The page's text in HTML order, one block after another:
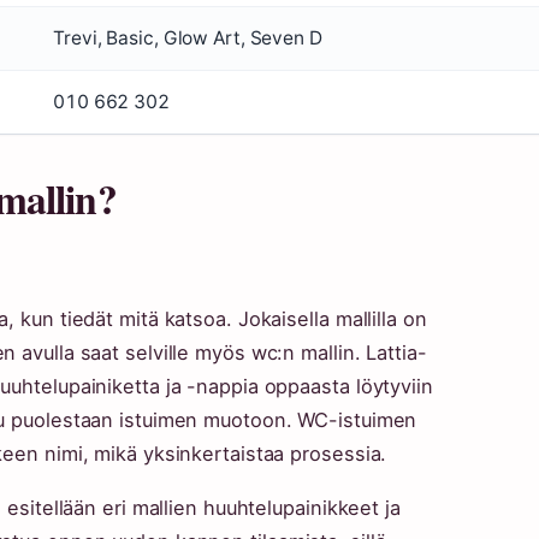
Trevi, Basic, Glow Art, Seven D
010 662 302
kun tiedät mitä katsoa. Jokaisella mallilla on
avulla saat selville myös wc:n mallin. Lattia-
ja -nappia oppaasta löytyviin
istuimen muotoon. WC-istuimen
nimi, mikä yksinkertaistaa prosessia.
eri mallien huuhtelupainikkeet ja